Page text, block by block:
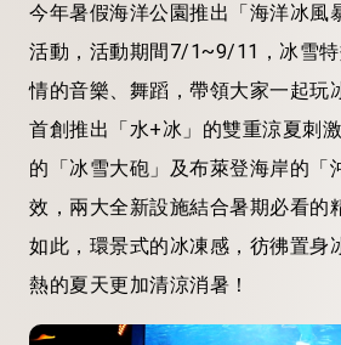
今年暑假海洋公園推出「海洋冰風
活動，活動期間7/1~9/11，冰雪
情的音樂、舞蹈，帶領大家一起玩
首創推出「水+冰」的雙重涼夏刺
的「冰雪大砲」及布萊登海岸的「
效，兩大全新設施結合暑期必看的
如此，環景式的冰凍感，彷彿置身
熱的夏天更加清涼消暑！